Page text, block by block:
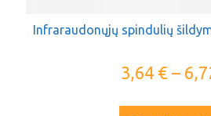
Infraraudonųjų spindulių
3,64 €–